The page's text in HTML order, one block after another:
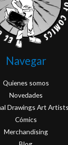
Navegar
Quienes somos
Novedades
Drawings Art Artists
Cómics
Merchandising